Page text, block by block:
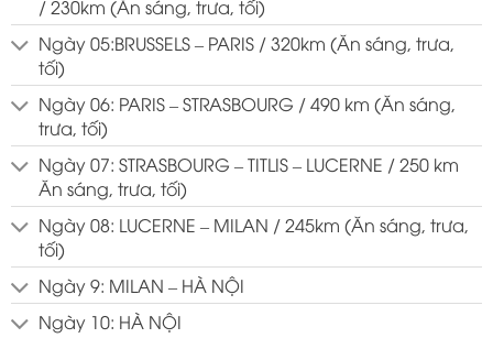
/ 230km (Ăn sáng, trưa, tối)
Ngày 05:BRUSSELS – PARIS / 320km (Ăn sáng, trưa,
tối)
Ngày 06: PARIS – STRASBOURG / 490 km (Ăn sáng,
trưa, tối)
Ngày 07: STRASBOURG – TITLIS – LUCERNE / 250 km
Ăn sáng, trưa, tối)
Ngày 08: LUCERNE – MILAN / 245km (Ăn sáng, trưa,
tối)
Ngày 9: MILAN – HÀ NỘI
Ngày 10: HÀ NỘI